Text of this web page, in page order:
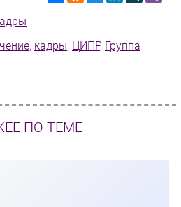
, кадры, ЦИПР, Группа
ПО ТЕМЕ